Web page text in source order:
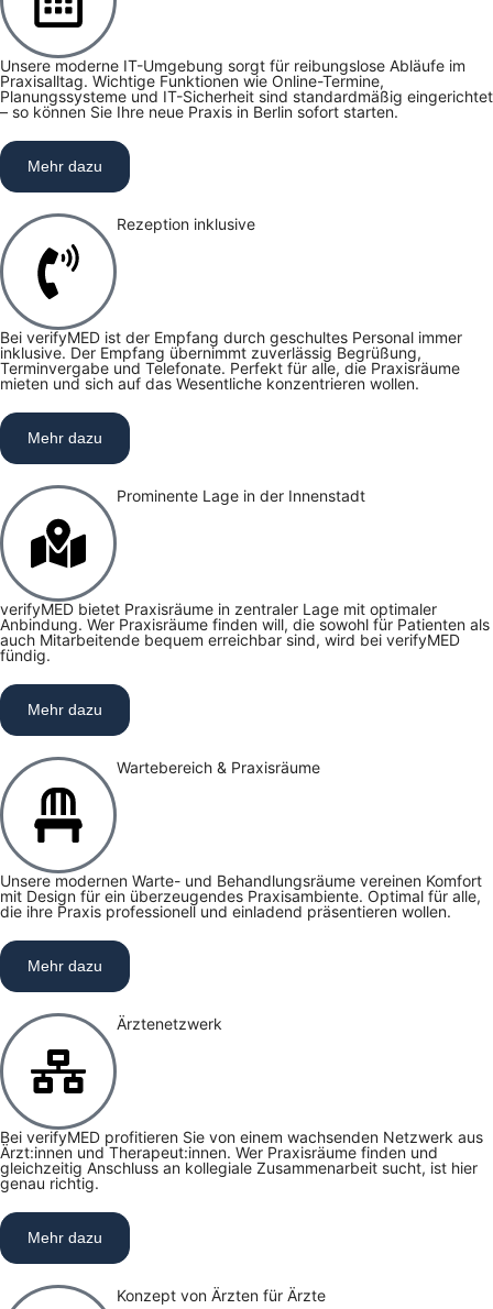
Unsere moderne IT-Umgebung sorgt für reibungslose Abläufe im
Praxisalltag. Wichtige Funktionen wie Online-Termine,
Planungssysteme und IT-Sicherheit sind standardmäßig eingerichtet
– so können Sie Ihre neue Praxis in Berlin sofort starten.
Mehr dazu
Rezeption inklusive
Bei verifyMED ist der Empfang durch geschultes Personal immer
inklusive. Der Empfang übernimmt zuverlässig Begrüßung,
Terminvergabe und Telefonate. Perfekt für alle, die Praxisräume
mieten und sich auf das Wesentliche konzentrieren wollen.
Mehr dazu
Prominente Lage in der Innenstadt
verifyMED bietet Praxisräume in zentraler Lage mit optimaler
Anbindung. Wer Praxisräume finden will, die sowohl für Patienten als
auch Mitarbeitende bequem erreichbar sind, wird bei verifyMED
fündig.
Mehr dazu
Wartebereich & Praxisräume
Unsere modernen Warte- und Behandlungsräume vereinen Komfort
mit Design für ein überzeugendes Praxisambiente. Optimal für alle,
die ihre Praxis professionell und einladend präsentieren wollen.
Mehr dazu
Ärztenetzwerk
Bei verifyMED profitieren Sie von einem wachsenden Netzwerk aus
Ärzt:innen und Therapeut:innen. Wer Praxisräume finden und
gleichzeitig Anschluss an kollegiale Zusammenarbeit sucht, ist hier
genau richtig.
Mehr dazu
Konzept von Ärzten für Ärzte